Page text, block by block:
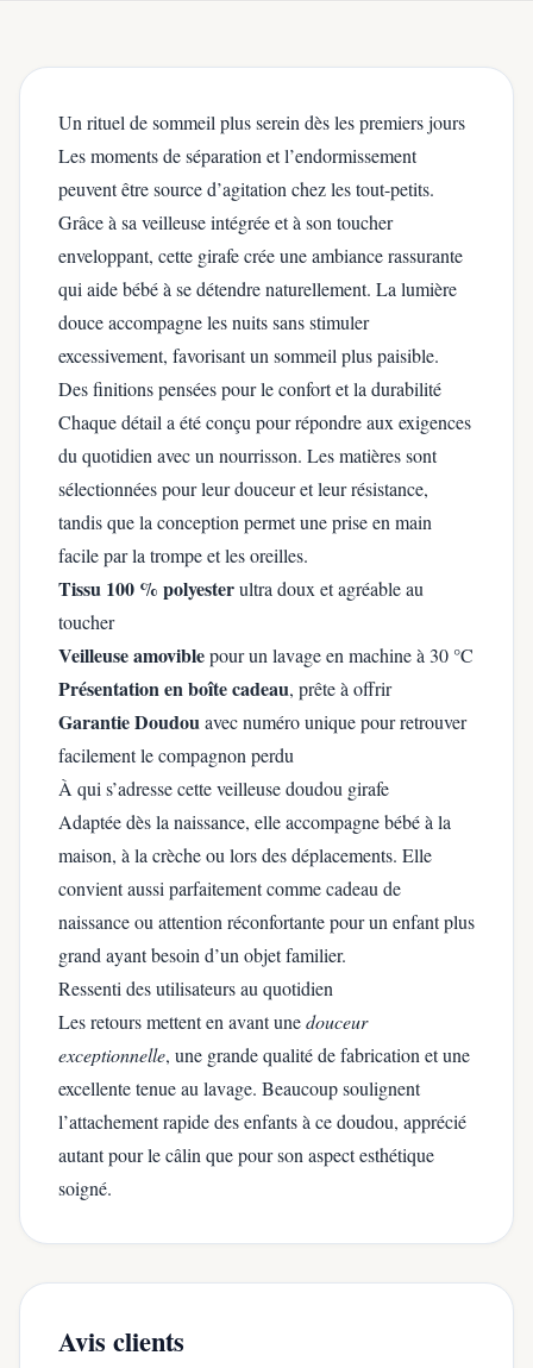
Un rituel de sommeil plus serein dès les premiers jours
Les moments de séparation et l’endormissement
peuvent être source d’agitation chez les tout-petits.
Grâce à sa veilleuse intégrée et à son toucher
enveloppant, cette girafe crée une ambiance rassurante
qui aide bébé à se détendre naturellement. La lumière
douce accompagne les nuits sans stimuler
excessivement, favorisant un sommeil plus paisible.
Des finitions pensées pour le confort et la durabilité
Chaque détail a été conçu pour répondre aux exigences
du quotidien avec un nourrisson. Les matières sont
sélectionnées pour leur douceur et leur résistance,
tandis que la conception permet une prise en main
facile par la trompe et les oreilles.
Tissu 100 % polyesterultra doux et agréable au
toucher
Veilleuse amoviblepour un lavage en machine à 30 °C
Présentation en boîte cadeau, prête à offrir
Garantie Doudouavec numéro unique pour retrouver
facilement le compagnon perdu
À qui s’adresse cette veilleuse doudou girafe
Adaptée dès la naissance, elle accompagne bébé à la
maison, à la crèche ou lors des déplacements. Elle
convient aussi parfaitement comme cadeau de
naissance ou attention réconfortante pour un enfant plus
grand ayant besoin d’un objet familier.
Ressenti des utilisateurs au quotidien
Les retours mettent en avant unedouceur
exceptionnelle, une grande qualité de fabrication et une
excellente tenue au lavage. Beaucoup soulignent
l’attachement rapide des enfants à ce doudou, apprécié
autant pour le câlin que pour son aspect esthétique
soigné.
Avis clients